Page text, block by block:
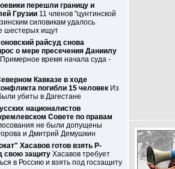
перешли границу и
Грузии 11 членов "цунтинской
силовикам удалось
шестерых ищут
райсуд снова
о мере пресечения Даниилу
Примерное время начала суда -
Кавказе в ходе
погибли 15 человек Из
убиты в Дагестане
националистов
Совете по правам
не были допущены
и Дмитрий Демушкин
Хасавов готов взять P-
свою защиту Хасавов требует
в Россию и взять под госзащиту